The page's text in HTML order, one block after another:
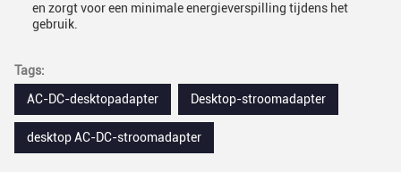
en zorgt voor een minimale energieverspilling tijdens het
gebruik.
Tags:
AC-DC-desktopadapter
Desktop-stroomadapter
desktop AC-DC-stroomadapter